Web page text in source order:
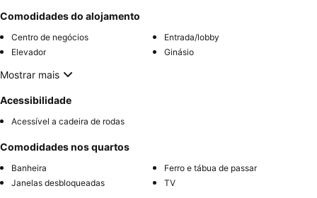
Comodidades do alojamento
Centro de negócios
Entrada/lobby
Elevador
Ginásio
Mostrar mais
Acessibilidade
Acessível a cadeira de rodas
Comodidades nos quartos
Banheira
Ferro e tábua de passar
Janelas desbloqueadas
TV